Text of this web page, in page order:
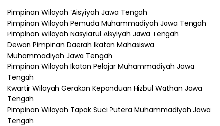
Pimpinan Wilayah ‘Aisyiyah Jawa Tengah
Pimpinan Wilayah Pemuda Muhammadiyah Jawa Tengah
Pimpinan Wilayah Nasyiatul Aisyiyah Jawa Tengah
Dewan Pimpinan Daerah Ikatan Mahasiswa
Muhammadiyah Jawa Tengah
Pimpinan Wilayah Ikatan Pelajar Muhammadiyah Jawa
Tengah
Kwartir Wilayah Gerakan Kepanduan Hizbul Wathan Jawa
Tengah
Pimpinan Wilayah Tapak Suci Putera Muhammadiyah Jawa
Tengah